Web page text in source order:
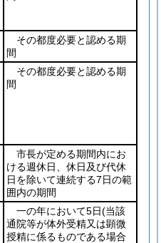
その都度必要と認める期
間
その都度必要と認める期
間
市長が定める期間内にお
ける週休日、休日及び代休
日を除いて連続する7日の範
囲内の期間
一の年において5日(当該
通院等が体外受精又は顕微
授精に係るものである場合